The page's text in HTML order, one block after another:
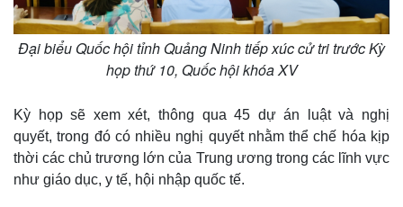
Đại biểu Quốc hội tỉnh Quảng Ninh tiếp xúc cử tri trước Kỳ
họp thứ 10, Quốc hội khóa XV
Kỳ họp sẽ xem xét, thông qua 45 dự án luật và nghị
quyết, trong đó có nhiều nghị quyết nhằm thể chế hóa kịp
thời các chủ trương lớn của Trung ương trong các lĩnh vực
như giáo dục, y tế, hội nhập quốc tế.